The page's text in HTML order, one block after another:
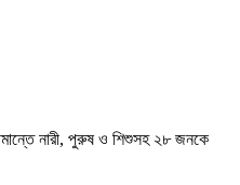
সীমান্তে নারী, পুরুষ ও শিশুসহ ২৮ জনকে